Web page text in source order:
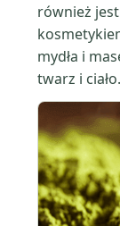
również
mydła i
twarz i ciało.